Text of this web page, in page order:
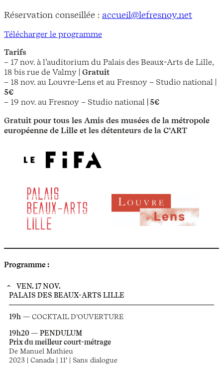
Tarifs
– 17 nov. à l’auditorium du Palais des Beaux-Arts de Lille,
18 bis rue de Valmy | Gratuit
– 18 nov. au Louvre-Lens et au Fresnoy – Studio national |
5€
– 19 nov. au Fresnoy – Studio national | 5€
Gratuit pour tous les Amis des musées de la métropole
européenne de Lille et les détenteurs de la C’ART
Réservation conseillée : accueil@lefresnoy.net
Télécharger le programme
Programme :
VEN. 17 NOV.
PALAIS DES BEAUX-ARTS LILLE
19h — COCKTAIL D’OUVERTURE
19h20 — PENDULUM
Prix du meilleur court-métrage
De Manuel Mathieu
2023 | Canada | 11′ | Sans dialogue